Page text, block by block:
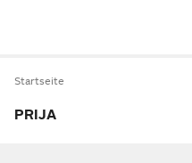
Startseite
PRIJA